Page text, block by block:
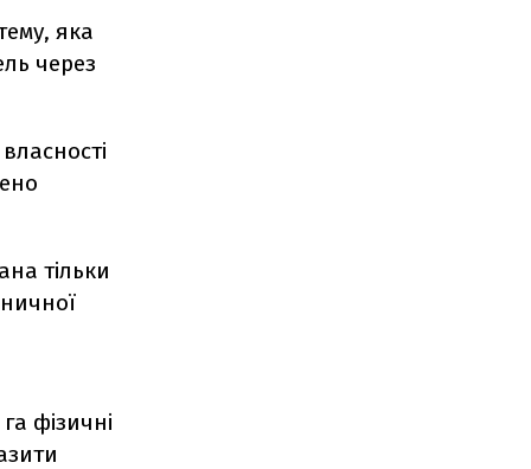
яка
через
тільки
фізичні